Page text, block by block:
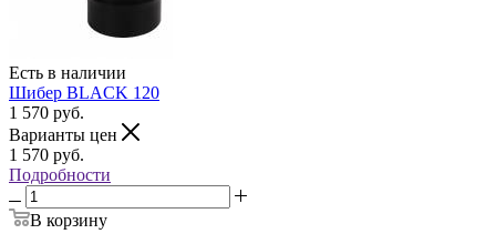
Есть в наличии
Шибер BLACK 120
1 570 руб.
Варианты цен
1 570 руб.
Подробности
В корзину